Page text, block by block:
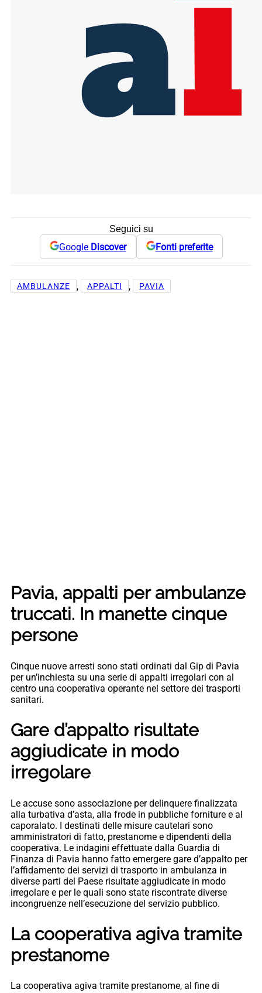
Seguici su
Google Discover Fonti preferite
AMBULANZE , APPALTI , PAVIA
Pavia, appalti per ambulanze
truccati. In manette cinque
persone
Cinque nuove arresti sono stati ordinati dal Gip di Pavia
per un’inchiesta su una serie di appalti irregolari con al
centro una cooperativa operante nel settore dei trasporti
sanitari.
Gare d’appalto risultate
aggiudicate in modo
irregolare
Le accuse sono associazione per delinquere finalizzata
alla turbativa d’asta, alla frode in pubbliche forniture e al
caporalato. I destinati delle misure cautelari sono
amministratori di fatto, prestanome e dipendenti della
cooperativa. Le indagini effettuate dalla Guardia di
Finanza di Pavia hanno fatto emergere gare d’appalto per
l’affidamento dei servizi di trasporto in ambulanza in
diverse parti del Paese risultate aggiudicate in modo
irregolare e per le quali sono state riscontrate diverse
incongruenze nell’esecuzione del servizio pubblico.
La cooperativa agiva tramite
prestanome
La cooperativa agiva tramite prestanome, al fine di